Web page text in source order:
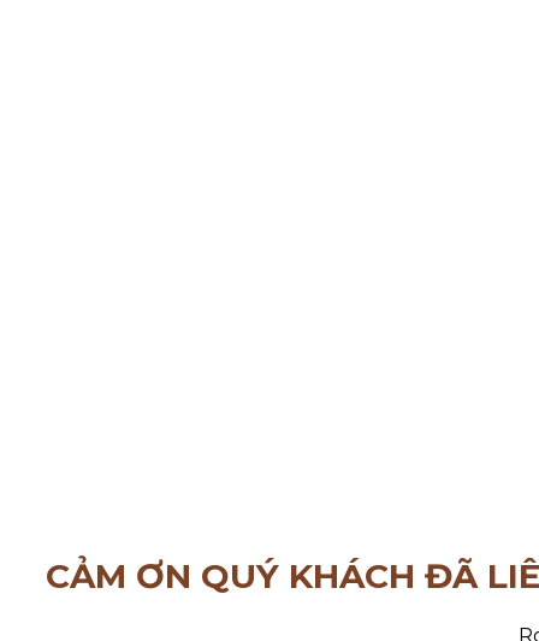
CẢM ƠN QUÝ KHÁCH ĐÃ